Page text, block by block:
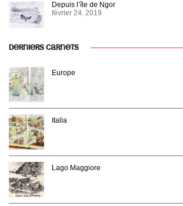
Depuis l’île de Ngor
février 24, 2019
DERNIERS CARNETS
Europe
Italia
Lago Maggiore